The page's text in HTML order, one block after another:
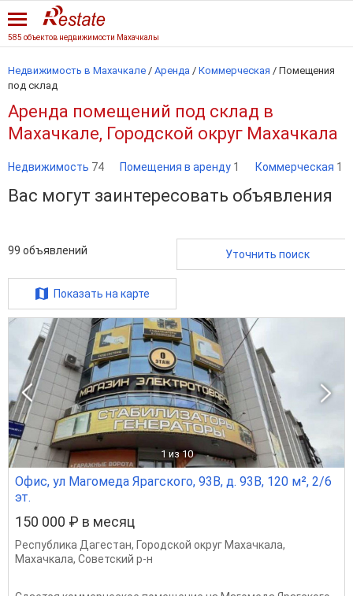
585 объектов недвижимости Махачкалы
Недвижимость в Махачкале / Аренда / Коммерческая / Помещения
под склад
Аренда помещений под склад в
Махачкале, Городской округ Махачкала
Недвижимость 74 Помещения в аренду 1 Коммерческая 1
Вас могут заинтересовать объявления
99 объявлений Уточнить поиск
Показать на карте
1 из 10
Офис, ул Магомеда Ярагского, 93В, д. 93В, 120 м², 2/6
эт.
150 000 ₽ в месяц
Республика Дагестан, Городской округ Махачкала,
Махачкала, Советский р-н